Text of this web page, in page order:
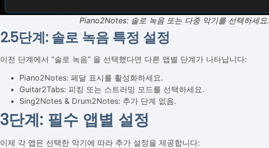
Piano2Notes: 솔로 녹음 또는 다중 악기를 선택하세요.
2.5단계: 솔로 녹음 특정 설정
이전 단계에서 “솔로 녹음” 을 선택했다면 다른 앱별 단계가 나타납니다:
Piano2Notes: 페달 표시를 활성화하세요.
Guitar2Tabs: 피킹 또는 스트러밍 모드를 선택하세요.
Sing2Notes & Drum2Notes: 추가 단계 없음.
3단계: 필수 앱별 설정
이제 각 앱은 선택한 악기에 따라 추가 설정을 제공합니다: